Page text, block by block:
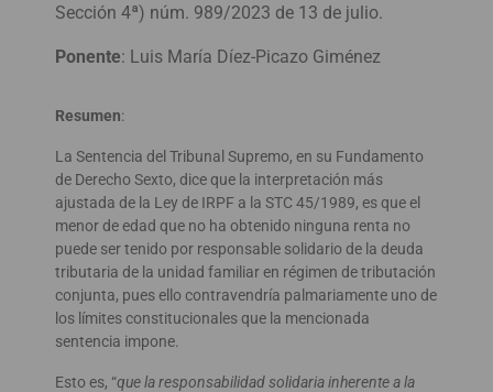
Sección 4ª) núm. 989/2023 de 13 de julio.
Ponente: Luis María Díez-Picazo Giménez
Resumen:
La Sentencia del Tribunal Supremo, en su Fundamento
de Derecho Sexto, dice que la interpretación más
ajustada de la Ley de IRPF a la STC 45/1989, es que el
menor de edad que no ha obtenido ninguna renta no
puede ser tenido por responsable solidario de la deuda
tributaria de la unidad familiar en régimen de tributación
conjunta, pues ello contravendría palmariamente uno de
los límites constitucionales que la mencionada
sentencia impone.
Esto es, “que la responsabilidad solidaria inherente a la